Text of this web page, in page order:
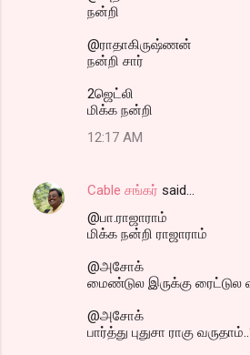
நன்றி
@ராதாகிருஷ்ணன்
நன்றி சார்
2ஜெட்லி
மிக்க நன்றி
12:17 AM
Cable சங்கர் said…
@பா.ராஜாராம்
மிக்க நன்றி ராஜாராம்
@அசோக்
மைண்டுல இருக்கு ரைட்டுல
@அசோக்
பார்த்து புதுசா ராகு